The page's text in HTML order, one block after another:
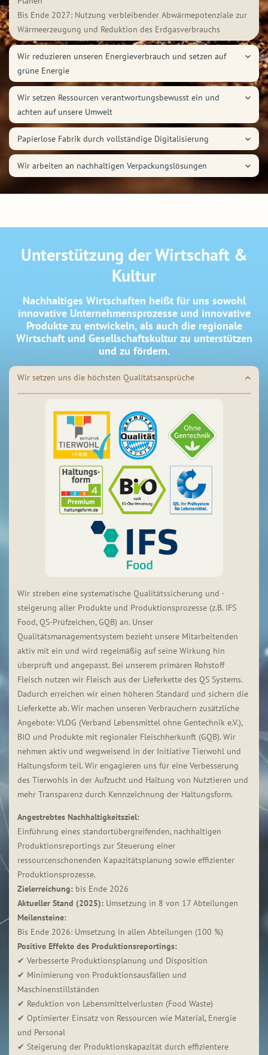
Bis Ende 2027: Nutzung verbleibender Abwärmepotenziale zur
Wärmeerzeugung und Reduktion des Erdgasverbrauchs
Wir reduzieren unseren Energieverbrauch und setzen auf
grüne Energie
Wir setzen Ressourcen verantwortungsbewusst ein und
achten auf unsere Umwelt
Papierlose Fabrik durch vollständige Digitalisierung
Wir arbeiten an nachhaltigen Verpackungslösungen
Unterstützung der Wirtschaft &
Kultur
Nachhaltiges Wirtschaften heißt für uns sowohl
innovative Unternehmensprozesse und innovative
Produkte zu entwickeln, als auch die regionale
Wirtschaft und Gesellschaftskultur zu unterstützen
und zu fördern.
Wir setzen uns die höchsten Qualitätsansprüche
Wir streben eine systematische Qualitätssicherung und -
steigerung aller Produkte und Produktionsprozesse (z.B. IFS
Food, QS-Prüfzeichen, GQB) an. Unser
Qualitätsmanagementsystem bezieht unsere Mitarbeitenden
aktiv mit ein und wird regelmäßig auf seine Wirkung hin
überprüft und angepasst. Bei unserem primären Rohstoff
Fleisch nutzen wir Fleisch aus der Lieferkette des QS Systems.
Dadurch erreichen wir einen höheren Standard und sichern die
Lieferkette ab. Wir machen unseren Verbrauchern zusätzliche
Angebote: VLOG (Verband Lebensmittel ohne Gentechnik e.V.),
BIO und Produkte mit regionaler Fleischherkunft (GQB). Wir
nehmen aktiv und wegweisend in der Initiative Tierwohl und
Haltungsform teil. Wir engagieren uns für eine Verbesserung
des Tierwohls in der Aufzucht und Haltung von Nutztieren und
mehr Transparenz durch Kennzeichnung der Haltungsform.
Angestrebtes Nachhaltigkeitsziel:
Einführung eines standortübergreifenden, nachhaltigen
Produktionsreportings zur Steuerung einer
ressourcenschonenden Kapazitätsplanung sowie effizienter
Produktionsprozesse.
Zielerreichung: bis Ende 2026
Aktueller Stand (2025): Umsetzung in 8 von 17 Abteilungen
Meilensteine:
Bis Ende 2026: Umsetzung in allen Abteilungen (100 %)
Positive Effekte des Produktionsreportings:
✔ Verbesserte Produktionsplanung und Disposition
✔ Minimierung von Produktionsausfällen und
Maschinenstillständen
✔ Reduktion von Lebensmittelverlusten (Food Waste)
✔ Optimierter Einsatz von Ressourcen wie Material, Energie
und Personal
✔ Steigerung der Produktionskapazität durch effizientere